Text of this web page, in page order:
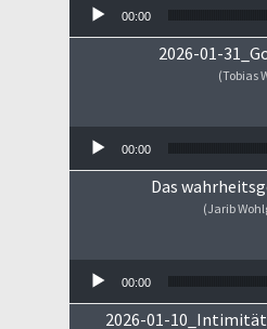
00:00
2026-01-
(Tobias
00:00
Das
(Jarib
00:00
2026-01-